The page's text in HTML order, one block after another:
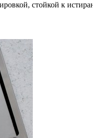
стойкой к